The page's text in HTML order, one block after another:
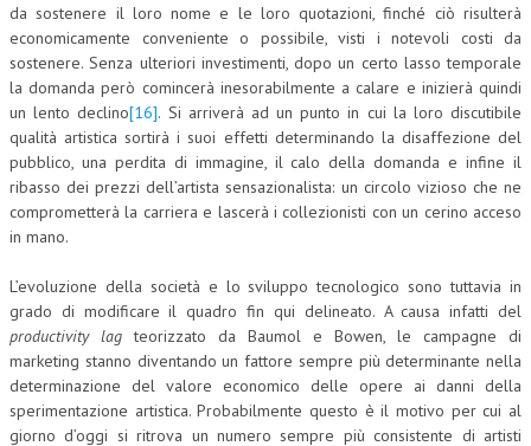
da sostenere il loro nome e le loro quotazioni, finché ciò risulterà
economicamente conveniente o possibile, visti i notevoli costi da
sostenere. Senza ulteriori investimenti, dopo un certo lasso temporale
la domanda però comincerà inesorabilmente a calare e inizierà quindi
un lento declino[16]. Si arriverà ad un punto in cui la loro discutibile
qualità artistica sortirà i suoi effetti determinando la disaffezione del
pubblico, una perdita di immagine, il calo della domanda e infine il
ribasso dei prezzi dell’artista sensazionalista: un circolo vizioso che ne
comprometterà la carriera e lascerà i collezionisti con un cerino acceso
in mano.
L’evoluzione della società e lo sviluppo tecnologico sono tuttavia in
grado di modificare il quadro fin qui delineato. A causa infatti del
productivity lag teorizzato da Baumol e Bowen, le campagne di
marketing stanno diventando un fattore sempre più determinante nella
determinazione del valore economico delle opere ai danni della
sperimentazione artistica. Probabilmente questo è il motivo per cui al
giorno d’oggi si ritrova un numero sempre più consistente di artisti